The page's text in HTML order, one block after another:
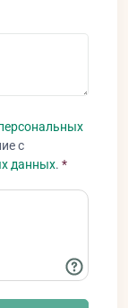
с
данных. *